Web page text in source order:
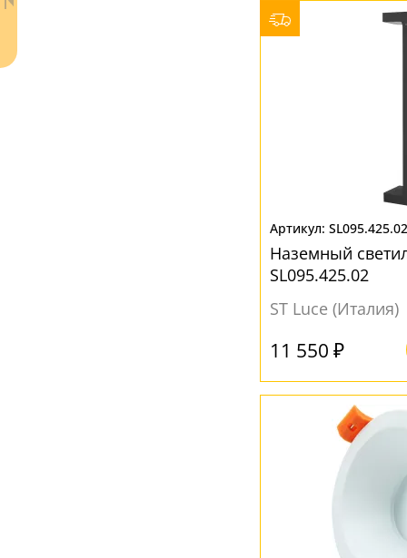
SL095.425.02
Наземный
SL095.425.02
ST Luce (Италия)
11 550 ₽